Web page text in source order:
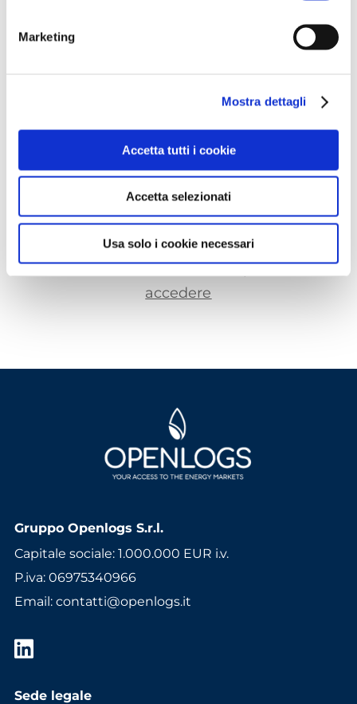
Marketing
Mostra dettagli
Accetta tutti i cookie
Accetta selezionati
Usa solo i cookie necessari
Questa è un'anteprima del contenuto
già in possesso delle credenziali oppure
ACCEDI
Non hai le credenziali?Scopri come
accedere
Gruppo Openlogs S.r.l.
Capitale sociale: 1.000.000 EUR i.v.
P.iva: 06975340966
Email : contatti@openlogs.it
Sede legale